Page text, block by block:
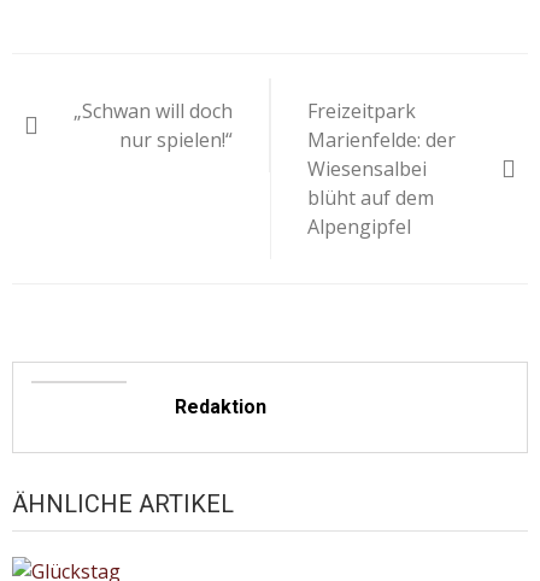
„Schwan will doch
nur spielen!“
Freizeitpark
Marienfelde: der
Wiesensalbei
blüht auf dem
Alpengipfel
Redaktion
ÄHNLICHE ARTIKEL